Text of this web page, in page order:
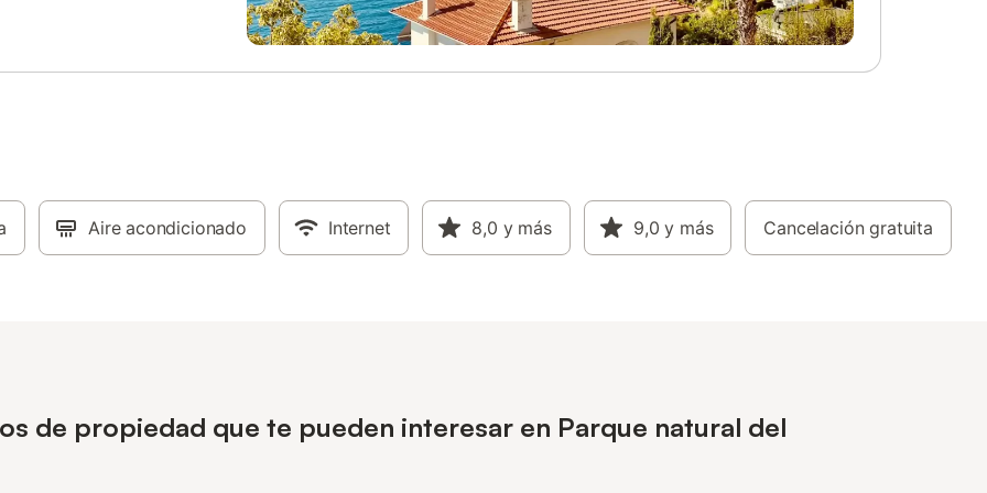
individual, mientras que la
es para usted. La sexta
de esta planta tiene tres camas
perfectas para niños, y la
Aire acondicionado Internet 8,0 y más 9,0 y más Cancelación gratuita
de propiedad que te pueden interesar en Parque natural del